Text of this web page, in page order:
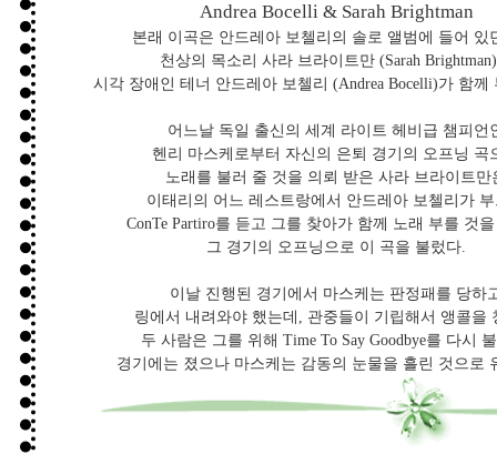
Andrea Bocelli & Sarah Brightman
본래 이곡은 안드레아 보첼리의 솔로 앨범에 들어 있
천상의 목소리 사라 브라이트만 (Sarah
시각 장애인 테너 안드레아 보첼리 (Andrea Bocelli)가 함께
어느날 독일 출신의 세계 라이트 헤비급 챔피언
헨리 마스케로부터 자신의 은퇴 경기의 오프닝 곡
노래를 불러 줄 것을 의뢰 받은 사라 브라이트만
이태리의 어느 레스트랑에서 안드레아 보첼리가
ConTe Partiro를 듣고 그를 찾아가 함께 노래 부를 것
그 경기의 오프닝으로 이 곡을 불렀다.
이날 진행된 경기에서 마스케는 판정패를 당하
링에서 내려와야 했는데, 관중들이 기립해서 앵콜을
두 사람은 그를 위해 Time To Say Goodbye를 다시
경기에는 졌으나 마스케는 감동의 눈물을 흘린 것으로